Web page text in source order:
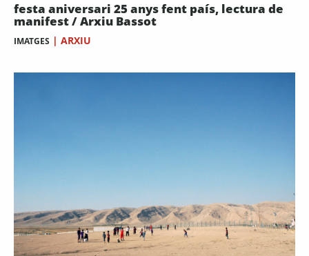
festa aniversari 25 anys fent país, lectura de
manifest / Arxiu Bassot
IMATGES | ARXIU